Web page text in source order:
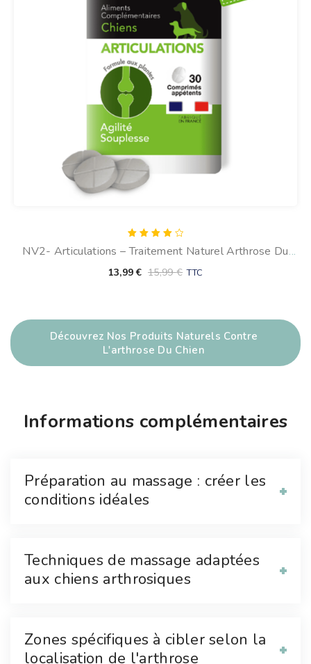
4.00
NV2- Articulations – Traitement Naturel Arthrose Du
Chien (30 Comprimés)
13,99€ 15,99€ TTC
Découvrez Nos Produits Naturels Contre
L'arthrose Du Chien
Informations complémentaires
Préparation au massage : créer les
conditions idéales
Techniques de massage adaptées
aux chiens arthrosiques
Zones spécifiques à cibler selon la
localisation de l'arthrose